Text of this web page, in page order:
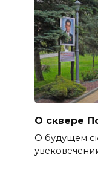
О сквере
О будущем